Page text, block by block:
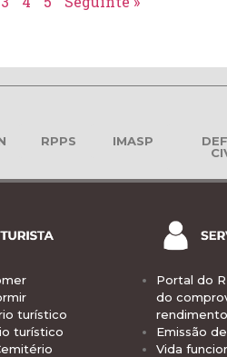
RPPS IMASP
turístico
turístico
Portal do
do
Emissão
Vida